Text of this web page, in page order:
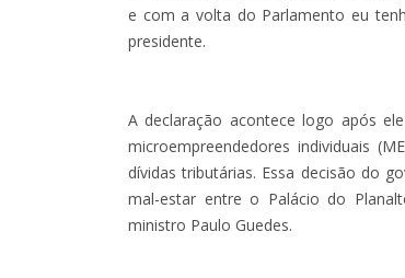
e com a volta do Parlamento eu
presidente.
A declaração acontece logo após
microempreendedores individuais
dívidas tributárias. Essa decisão do
mal-estar entre o Palácio do
ministro Paulo Guedes.